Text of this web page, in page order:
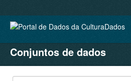
CONJUNTOS DE DADOS
ORGANIZAÇÕES
Conjuntos de dados